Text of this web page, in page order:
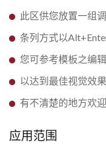
此区供您放置一组
条列方式以
您可参考模板之编辑
以达到最佳视觉效果
有不清楚的地方欢
应用范围